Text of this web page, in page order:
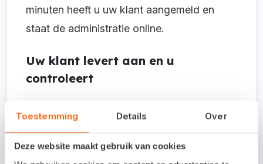
Toestemming Details Over
Deze website maakt gebruik van cookies
minuten heeft u uw klant aangemeld en
staat de administratie online.
Uw klant levert aan en u
controleert
Uw klant maakt eenvoudig zijn factuur met
Snelstart Web. Snelstart maakt een boeking
in het dagboek Verkoop, met de factuur als